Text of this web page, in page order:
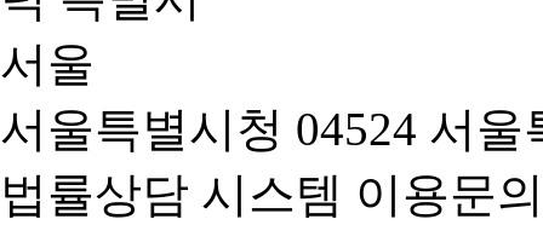
서울특별시청 04524 서
법률상담 시스템 이용문